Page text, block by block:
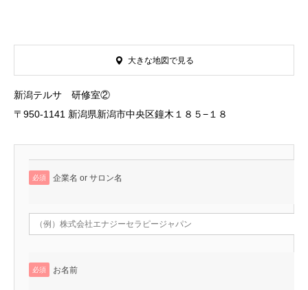
新潟テルサ 研修室②
〒950-1141 新潟県新潟市中央区鐘木１８５−１８
大きな地図で見る
必須 企業名 or サロン名
必須 お名前